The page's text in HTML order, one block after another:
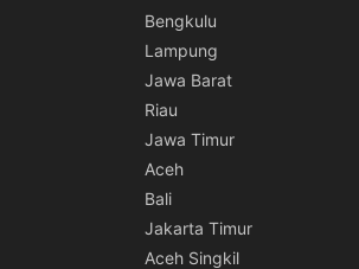
Bengkulu
Lampung
Jawa Barat
Riau
Jawa Timur
Aceh
Bali
Jakarta Timur
Aceh Singkil